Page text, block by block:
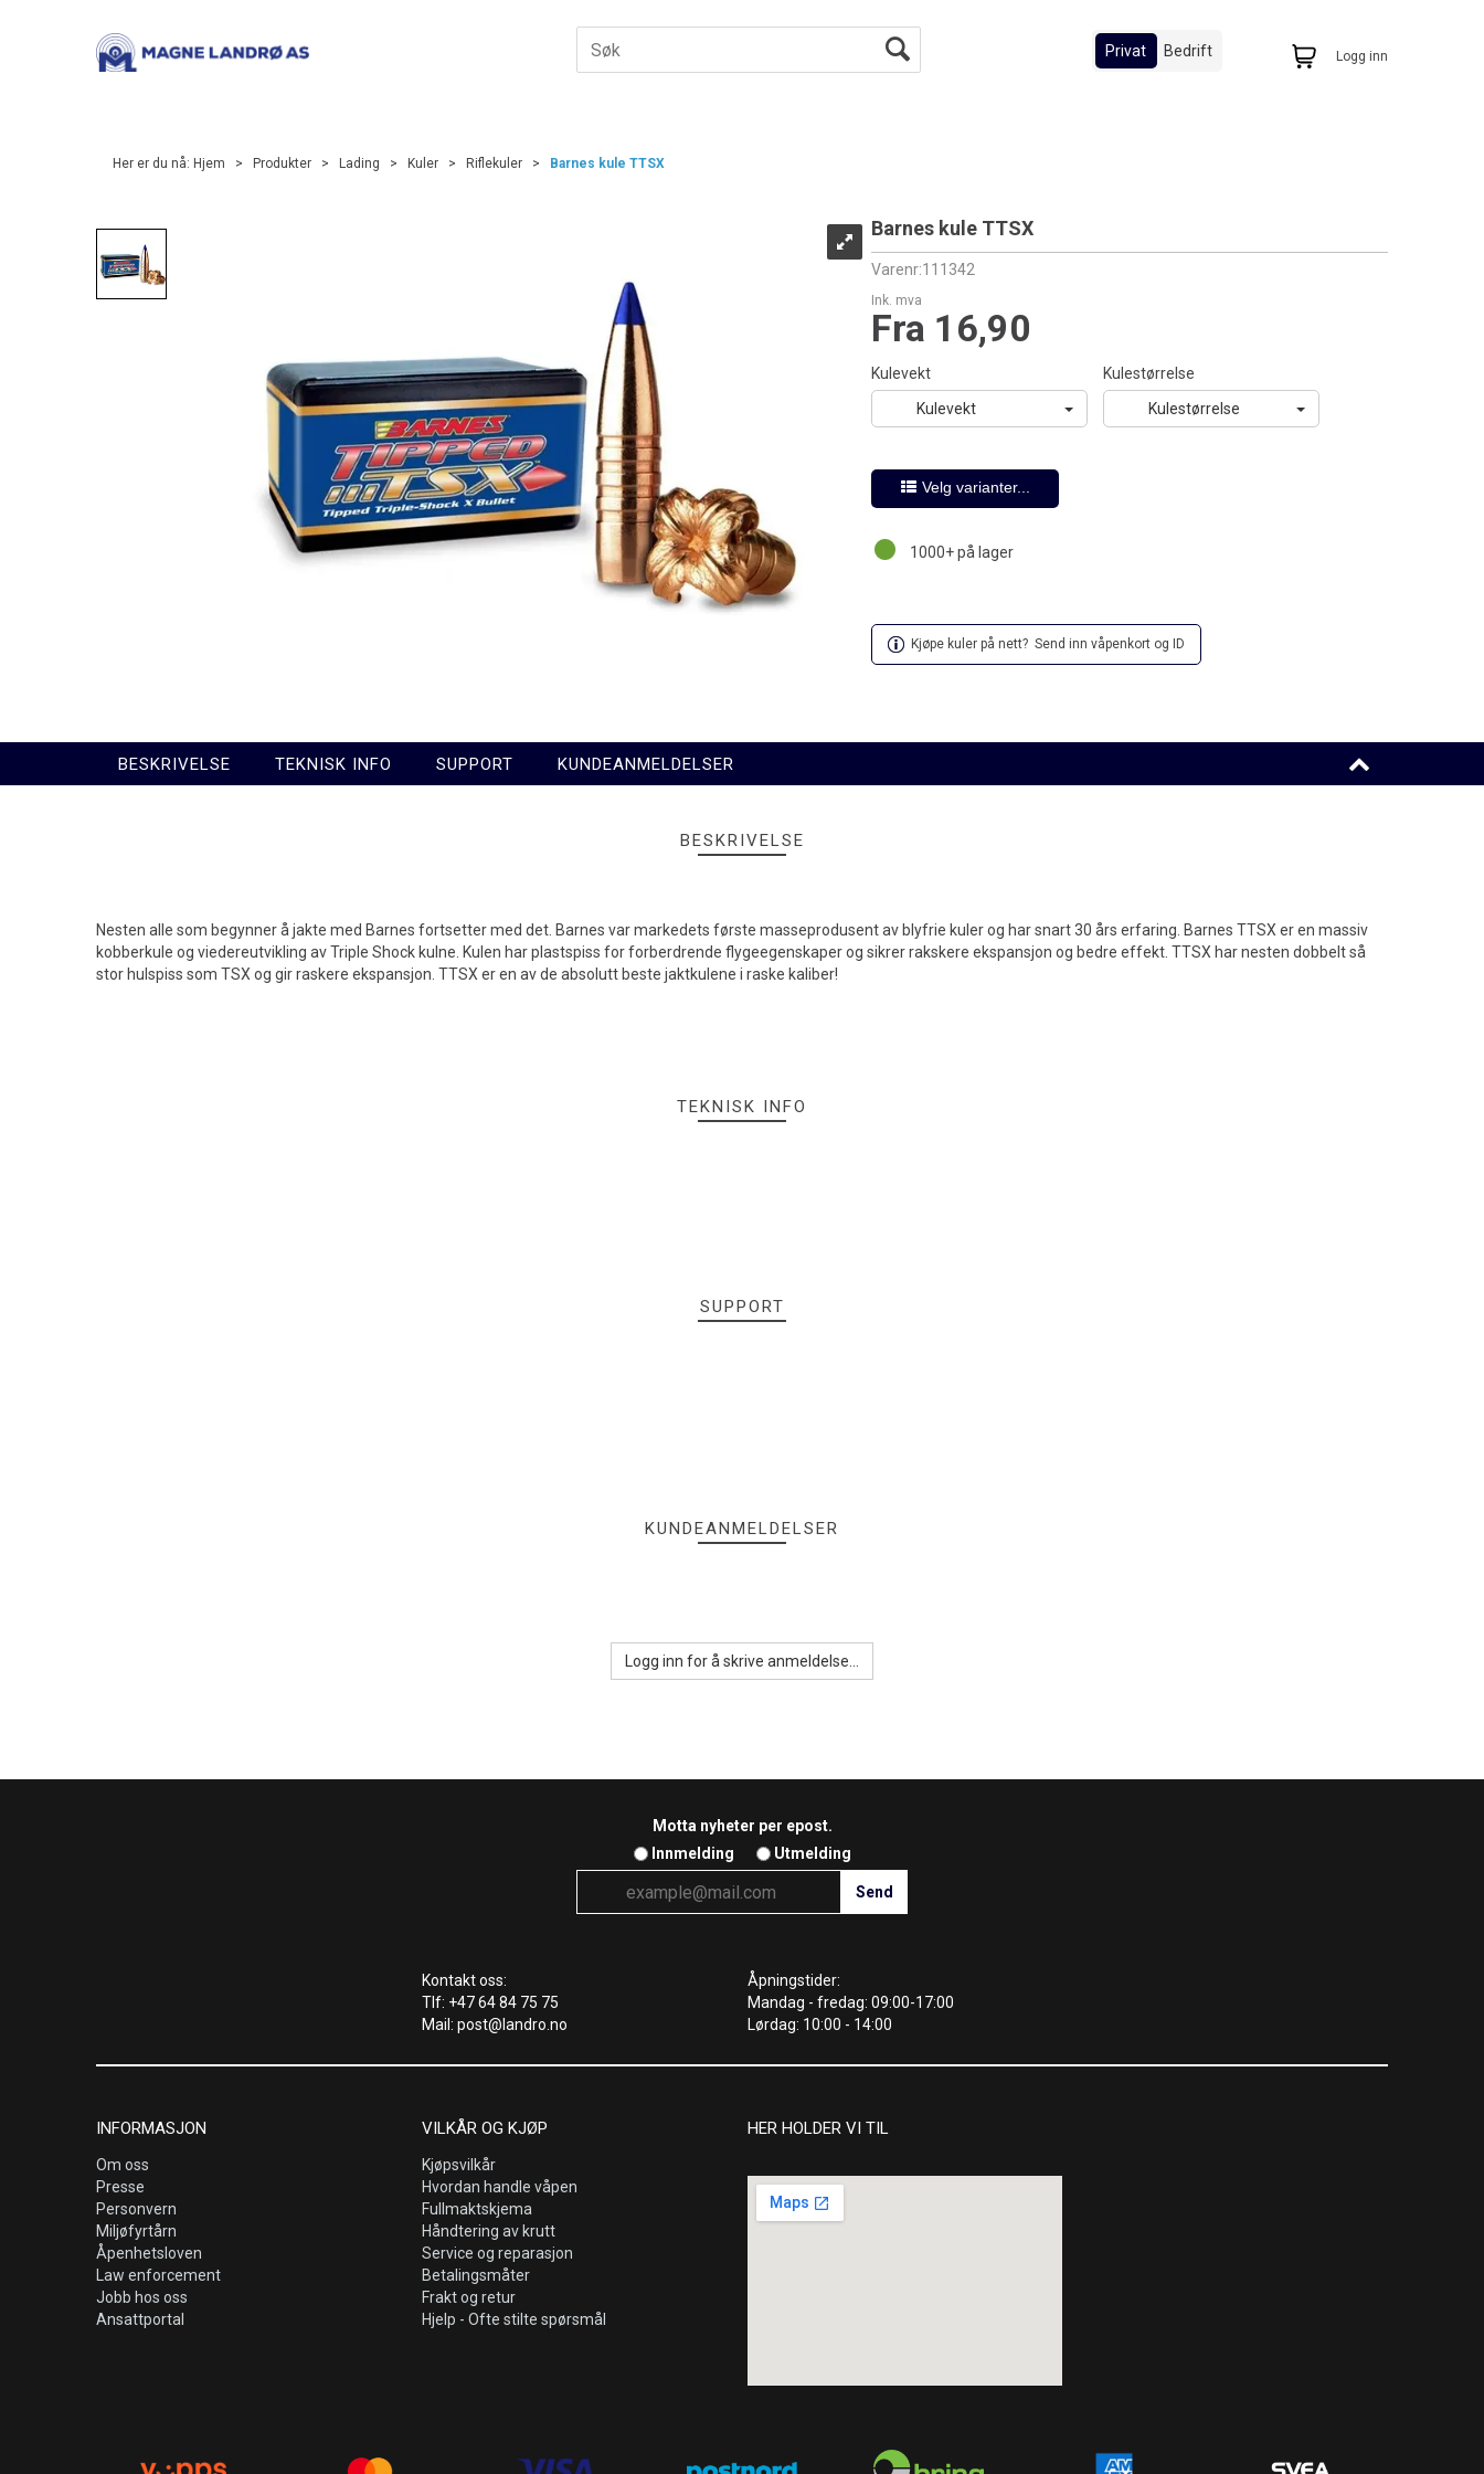
Logg inn
Privat Bedrift
Her er du nå: Hjem > Produkter > Lading > Kuler > Riflekuler > Barnes kule TTSX
Barnes kule TTSX
Varenr:111342
Ink. mva
Fra 16,90
Kulevekt
Kulevekt
Kulestørrelse
Kulestørrelse
Velg varianter...
1000+på lager
Kjøpe kuler på nett? Send inn våpenkort og ID
BESKRIVELSE TEKNISK INFO SUPPORT KUNDEANMELDELSER
BESKRIVELSE
Nesten alle som begynner å jakte med Barnes fortsetter med det. Barnes var markedets første masseprodusent av blyfrie kuler og har snart 30 års erfaring. Barnes TTSX er en massiv
kobberkule og viedereutvikling av Triple Shock kulne. Kulen har plastspiss for forberdrende flygeegenskaper og sikrer rakskere ekspansjon og bedre effekt. TTSX har nesten dobbelt så
stor hulspiss som TSX og gir raskere ekspansjon. TTSX er en av de absolutt beste jaktkulene i raske kaliber!
TEKNISK INFO
SUPPORT
KUNDEANMELDELSER
Logg inn for å skrive anmeldelse...
Motta nyheter per epost.
Innmelding
Utmelding
Kontakt oss:
Tlf: +47 64 84 75 75
Mail: post@landro.no
Åpningstider:
Mandag - fredag: 09:00-17:00
Lørdag: 10:00 - 14:00
INFORMASJON
Om oss
Presse
Personvern
Miljøfyrtårn
Åpenhetsloven
Law enforcement
Jobb hos oss
Ansattportal
VILKÅR OG KJØP
Kjøpsvilkår
Hvordan handle våpen
Fullmaktskjema
Håndtering av krutt
Service og reparasjon
Betalingsmåter
Frakt og retur
Hjelp - Ofte stilte spørsmål
HER HOLDER VI TIL